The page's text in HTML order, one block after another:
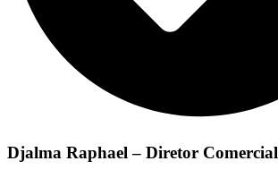
Djalma Raphael – Diretor Comercial